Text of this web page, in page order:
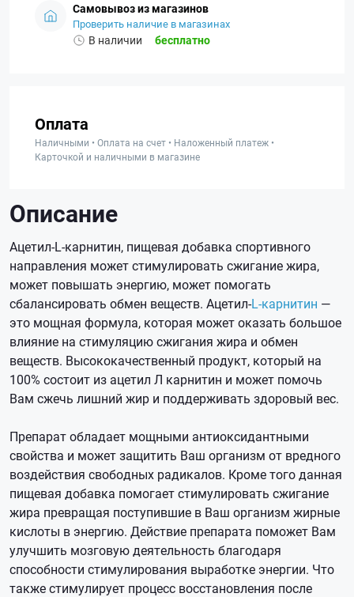
Самовывоз из магазинов
Проверить наличие в магазинах
В наличии бесплатно
Оплата
Наличными • Оплата на счет • Наложенный платеж •
Карточкой и наличными в магазине
Описание
Ацетил-L-карнитин, пищевая добавка спортивного
направления может стимулировать сжигание жира,
может повышать энергию, может помогать
сбалансировать обмен веществ. Ацетил-L-карнитин —
это мощная формула, которая может оказать большое
влияние на стимуляцию сжигания жира и обмен
веществ. Высококачественный продукт, который на
100% состоит из ацетил Л карнитин и может помочь
Вам сжечь лишний жир и поддерживать здоровый вес.
Препарат обладает мощными антиоксидантными
свойства и может защитить Ваш организм от вредного
воздействия свободных радикалов. Кроме того данная
пищевая добавка помогает стимулировать сжигание
жира превращая поступившие в Ваш организм жирные
кислоты в энергию. Действие препарата поможет Вам
улучшить мозговую деятельность благодаря
способности стимулирования выработке энергии. Что
также стимулирует процесс восстановления после